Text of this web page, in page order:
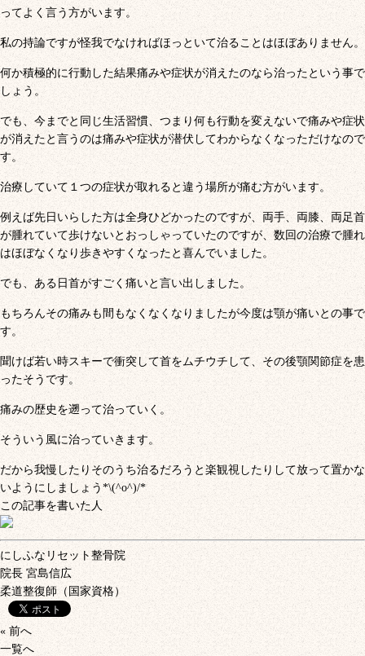
ってよく言う方がいます。
私の持論ですが怪我でなければほっといて治ることはほぼありません。
何か積極的に行動した結果痛みや症状が消えたのなら治ったという事で
しょう。
でも、今までと同じ生活習慣、つまり何も行動を変えないで痛みや症状
が消えたと言うのは痛みや症状が潜伏してわからなくなっただけなので
す。
治療していて１つの症状が取れると違う場所が痛む方がいます。
例えば先日いらした方は全身ひどかったのですが、両手、両膝、両足首
が腫れていて歩けないとおっしゃっていたのですが、数回の治療で腫れ
はほぼなくなり歩きやすくなったと喜んでいました。
でも、ある日首がすごく痛いと言い出しました。
もちろんその痛みも間もなくなくなりましたが今度は顎が痛いとの事で
す。
聞けば若い時スキーで衝突して首をムチウチして、その後顎関節症を患
ったそうです。
痛みの歴史を遡って治っていく。
そういう風に治っていきます。
だから我慢したりそのうち治るだろうと楽観視したりして放って置かな
いようにしましょう*\(^o^)/*
この記事を書いた人
にしふなリセット整骨院
院長 宮島信広
柔道整復師（国家資格）
« 前へ
一覧へ